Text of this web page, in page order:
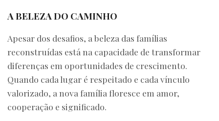
A BELEZA DO CAMINHO
Apesar dos desafios, a beleza das famílias
reconstruídas está na capacidade de transformar
diferenças em oportunidades de crescimento.
Quando cada lugar é respeitado e cada vínculo
valorizado, a nova família floresce em amor,
cooperação e significado.